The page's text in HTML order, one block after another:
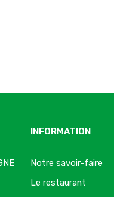
INFORMATION
Notre savoir-faire
Le restaurant